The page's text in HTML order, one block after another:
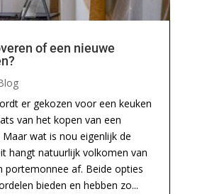
of een nieuwe
er gekozen voor een keuken
van het kopen van een
Maar wat is nou eigenlijk de
hangt natuurlijk volkomen van
portemonnee af. Beide opties
bieden en hebben zo...